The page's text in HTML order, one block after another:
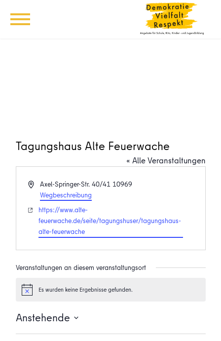
Tagungshaus Alte Feuerwache
« Alle Veranstaltungen
AdresseAxel-Springer-Str. 40/41 10969
Wegbeschreibung
Webseite
https://www.alte-
feuerwache.de/seite/tagungshuser/tagungshaus-
alte-feuerwache
Veranstaltungen an diesem veranstaltungsort
HinweisEs wurden keine Ergebnisse gefunden.
Anstehende
Datum